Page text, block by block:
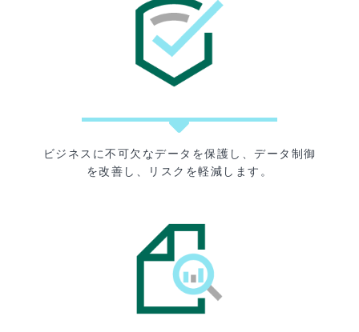
ビジネスに不可欠なデータを保護し、データ制御
を改善し、リスクを軽減します。